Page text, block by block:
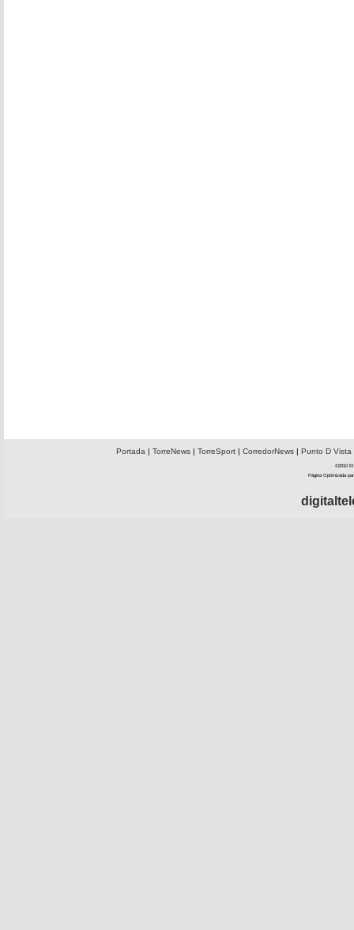
Portada | TorreNews| TorreSport| CorredorNews| Punto D Vista
©2010 El
Página Optimizada